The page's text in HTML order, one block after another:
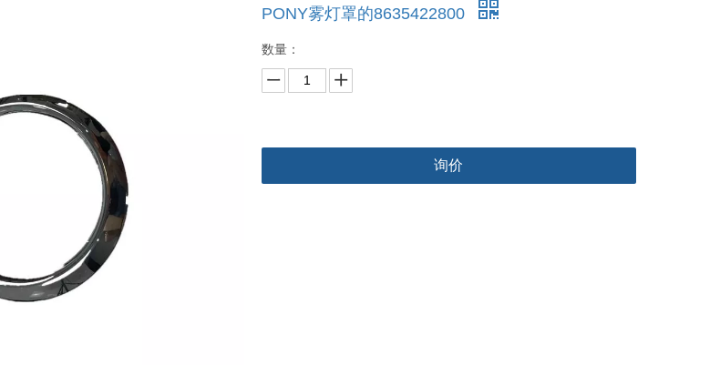
PONY雾灯罩的8635422800
数量：
询价